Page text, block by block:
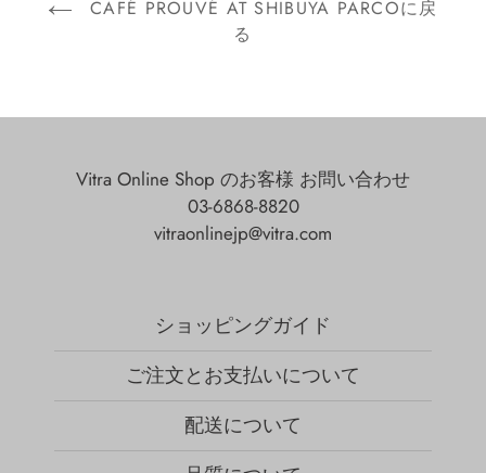
CAFÉ PROUVÉ AT SHIBUYA PARCOに戻
る
Vitra Online Shop のお客様 お問い合わせ
03-6868-8820
vitraonlinejp@vitra.com
ショッピングガイド
ご注文とお支払いについて
配送について